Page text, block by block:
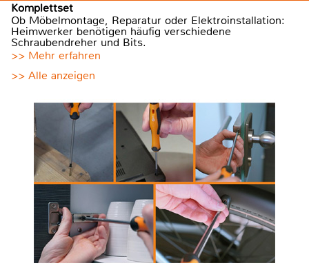
Komplettset
Ob Möbelmontage, Reparatur oder Elektroinstallation:
Heimwerker benötigen häufig verschiedene
Schraubendreher und Bits.
>> Mehr erfahren
>> Alle anzeigen